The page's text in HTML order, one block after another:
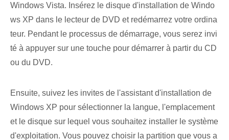
Windows Vista. Insérez le disque d'installation de Windo
ws XP⁢ dans le lecteur de DVD et redémarrez votre ordina
teur. Pendant le processus de démarrage, vous serez invi
té à appuyer sur une touche pour démarrer à partir du CD
ou du DVD.
Ensuite, suivez les invites de l'assistant d'installation de
Windows XP pour sélectionner la langue, l'emplacement
et le disque sur lequel vous souhaitez installer le système
d'exploitation. Vous pouvez choisir la partition que vous a